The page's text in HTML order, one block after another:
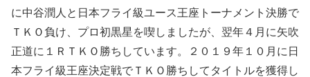
に中谷潤人と日本フライ級ユース王座トーナメント決勝で
ＴＫＯ負け、プロ初黒星を喫しましたが、翌年４月に矢吹
正道に１ＲＴＫＯ勝ちしています。２０１９年１０月に日
本フライ級王座決定戦でＴＫＯ勝ちしてタイトルを獲得し